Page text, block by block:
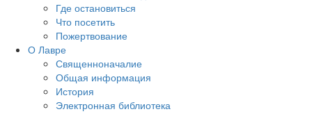
Где остановиться
Что посетить
Пожертвование
О Лавре
Священноначалие
Общая информация
История
Электронная библиотека